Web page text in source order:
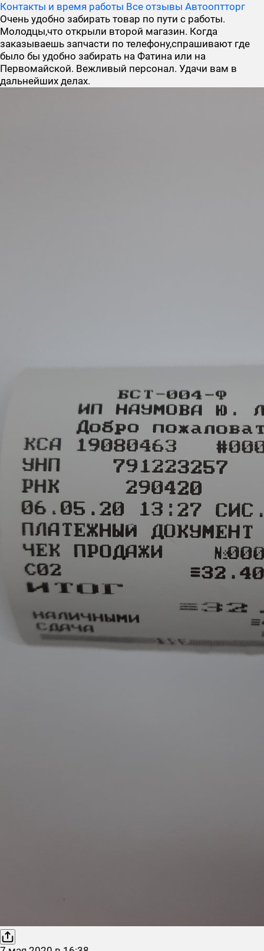
Контакты и время работы Все отзывы Автооптторг
Очень удобно забирать товар по пути с работы.
Молодцы,что открыли второй магазин. Когда
заказываешь запчасти по телефону,спрашивают где
было бы удобно забирать на Фатина или на
Первомайской. Вежливый персонал. Удачи вам в
дальнейших делах.